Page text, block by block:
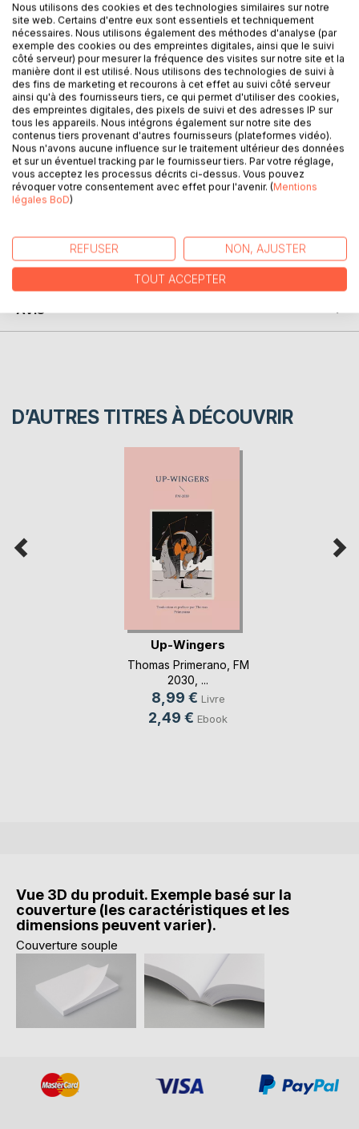
DESCRIPTION
La philosophie, la religion, l'art, la peinture, la psychologie,
le féminisme. La Joconde, La jeune fille à la perle,
l'Olympia de Manet. Essais, cours et entretien.
CRITIQUES PRESSE
AVIS
D’AUTRES TITRES À DÉCOUVRIR
Up-Wingers
Thomas Primerano FM
2030 , ...
8,99 € Livre
2,49 € Ebook
Vue 3D du produit. Exemple basé sur la
couverture (les caractéristiques et les
dimensions peuvent varier).
Couverture souple
Nous utilisons des cookies et des technologies similaires sur notre
site web. Certains d'entre eux sont essentiels et techniquement
nécessaires. Nous utilisons également des méthodes d'analyse (par
exemple des cookies ou des empreintes digitales, ainsi que le suivi
côté serveur) pour mesurer la fréquence des visites sur notre site et la
manière dont il est utilisé. Nous utilisons des technologies de suivi à
des fins de marketing et recourons à cet effet au suivi côté serveur
ainsi qu'à des fournisseurs tiers, ce qui permet d'utiliser des cookies,
des empreintes digitales, des pixels de suivi et des adresses IP sur
tous les appareils. Nous intégrons également sur notre site des
contenus tiers provenant d'autres fournisseurs (plateformes vidéo).
Nous n'avons aucune influence sur le traitement ultérieur des données
et sur un éventuel tracking par le fournisseur tiers. Par votre réglage,
vous acceptez les processus décrits ci-dessus. Vous pouvez
révoquer votre consentement avec effet pour l'avenir. (Mentions
légales BoD)
REFUSER NON, AJUSTER
TOUT ACCEPTER